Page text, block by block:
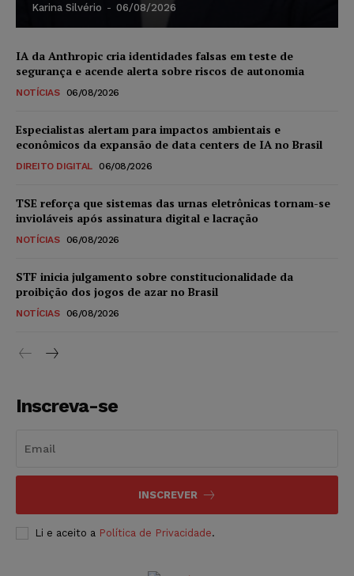
Karina Silvério - 06/08/2026
IA da Anthropic cria identidades falsas em teste de
segurança e acende alerta sobre riscos de autonomia
NOTÍCIAS 06/08/2026
Especialistas alertam para impactos ambientais e
econômicos da expansão de data centers de IA no Brasil
DIREITO DIGITAL 06/08/2026
TSE reforça que sistemas das urnas eletrônicas tornam-se
invioláveis após assinatura digital e lacração
NOTÍCIAS 06/08/2026
STF inicia julgamento sobre constitucionalidade da
proibição dos jogos de azar no Brasil
NOTÍCIAS 06/08/2026
Inscreva-se
INSCREVER
Li e aceito a Política de Privacidade.